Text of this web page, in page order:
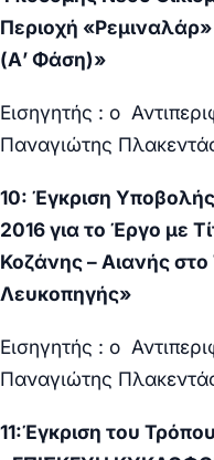
Περιοχή
(Α’ Φάση)»
Εισηγητής : ο
Παναγιώτης
10: Έγκριση
2016 για το Έργο με
Κοζάνης – Αιανής
Λευκοπηγής»
Εισηγητής : ο
Παναγιώτης
11:Έγκριση του